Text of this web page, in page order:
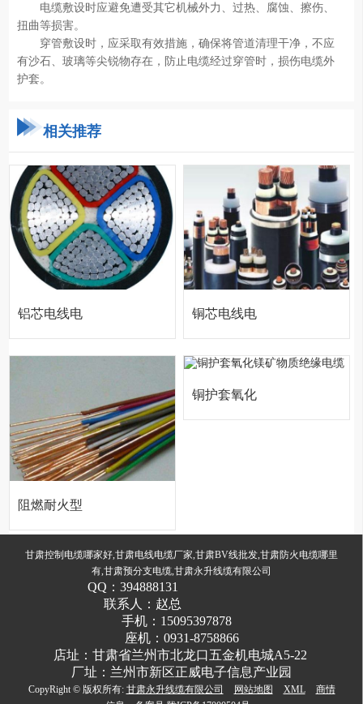
电缆敷设时应避免遭受其它机械外力、过热、腐蚀、擦伤、
扭曲等损害。
穿管敷设时，应采取有效措施，确保将管道清理干净，不应
有沙石、玻璃等尖锐物存在，防止电缆经过穿管时，损伤电缆外
护套。
相关推荐
铝芯电线电 铜芯电线电
缆1
阻燃耐火型
电力电缆
铜护套氧化
甘肃控制电缆哪家好,甘肃电线电缆厂家,甘肃BV线批发,甘肃防火电缆哪里
有,甘肃预分支电缆,甘肃永升线缆有限公司
QQ： 394888131
联系人： 赵总
手机： 15095397878
座机： 0931-8758866
店址： 甘肃省兰州市北龙口五金机电城A5-22
厂址：兰州市新区正威电子信息产业园
CopyRight © 版权所有: 甘肃永升线缆有限公司 网站地图 XML
商情